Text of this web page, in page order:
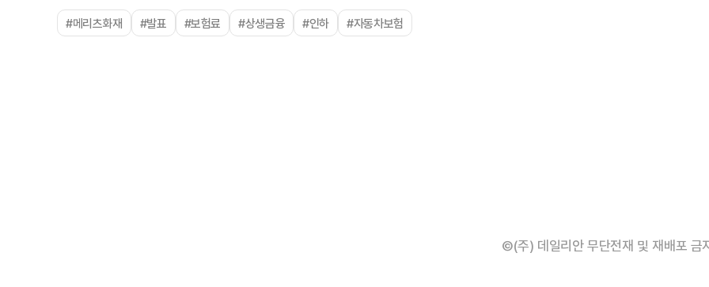
#메리츠화재 #발표 #보험료 #상생금융 #인하 #자동차보험
©(주) 데일리안 무단전재 및 재배포 금